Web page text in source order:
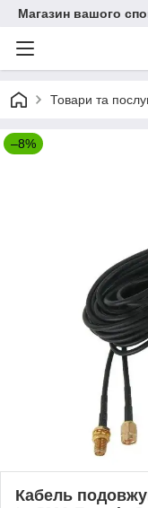
Магазин вашого
Товари та
–8%
Кабель